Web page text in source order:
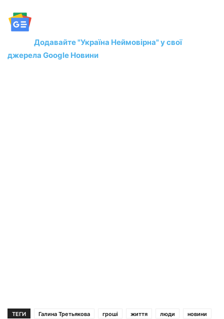
Додавайте "Україна Неймовірна" у свої
джерела Google Новини
ТЕГИ Галина Третьякова гроші життя люди
новини